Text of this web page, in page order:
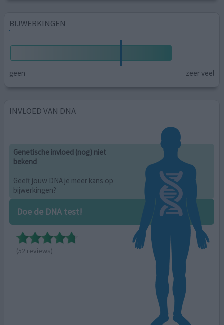
BIJWERKINGEN
geen zeer veel
INVLOED VAN DNA
Genetische invloed (nog) niet
bekend
Geeft jouw DNA je meer kans op
bijwerkingen?
Doe de DNA test!
(52 reviews)